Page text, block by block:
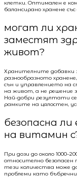
клетки. Оптимален е
балансирано хранене
могат ли
заместят
живот?
Хранителните
разнообразното
сън и управлението на
на живот, а не решение
Най-добри резултати
рамките на цялостен,
безопасна
на витамин
При дози до около
относително
тези количества може
проблеми като